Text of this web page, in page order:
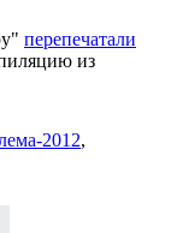
перепечатали
из
2012,